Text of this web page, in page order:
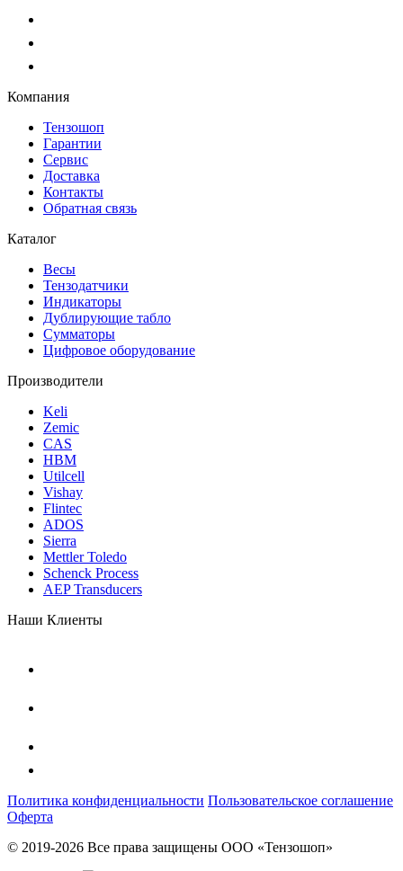
Компания
Тензошоп
Гарантии
Сервис
Доставка
Контакты
Обратная связь
Каталог
Весы
Тензодатчики
Индикаторы
Дублирующие табло
Сумматоры
Цифровое оборудование
Производители
Keli
Zemic
CAS
HBM
Utilcell
Vishay
Flintec
ADOS
Sierra
Mettler Toledo
Schenck Process
AEP Transducers
Наши Клиенты
Политика конфиденциальности Пользовательское соглашение
Оферта
© 2019-2026 Все права защищены ООО «Тензошоп»